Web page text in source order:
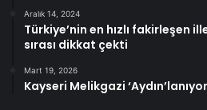
Aralık 14, 2024
Türkiye’nin en hızlı fakirleşen
sırası dikkat çekti
Mart 19, 2026
Kayseri Melikgazi ‘Aydın’lanıyor